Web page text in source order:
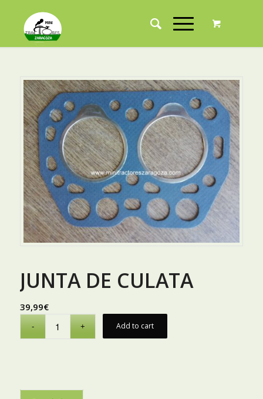
JUNTA DE CULATA
39,99€
Add to cart